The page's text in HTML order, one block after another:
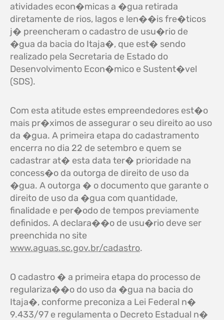
atividades econ�micas a �gua retirada
diretamente de rios, lagos e len��is fre�ticos
j� preencheram o cadastro de usu�rio de
�gua da bacia do Itaja�, que est� sendo
realizado pela Secretaria de Estado do
Desenvolvimento Econ�mico e Sustent�vel
(SDS).
Com esta atitude estes empreendedores est�o
mais pr�ximos de assegurar o seu direito ao uso
da �gua. A primeira etapa do cadastramento
encerra no dia 22 de setembro e quem se
cadastrar at� esta data ter� prioridade na
concess�o da outorga de direito de uso da
�gua. A outorga � o documento que garante o
direito de uso da �gua com quantidade,
finalidade e per�odo de tempos previamente
definidos. A declara��o de usu�rio deve ser
preenchida no site
www.aguas.sc.gov.br/cadastro.
O cadastro � a primeira etapa do processo de
regulariza��o do uso da �gua na bacia do
Itaja�, conforme preconiza a Lei Federal n�
9.433/97 e regulamenta o Decreto Estadual n�